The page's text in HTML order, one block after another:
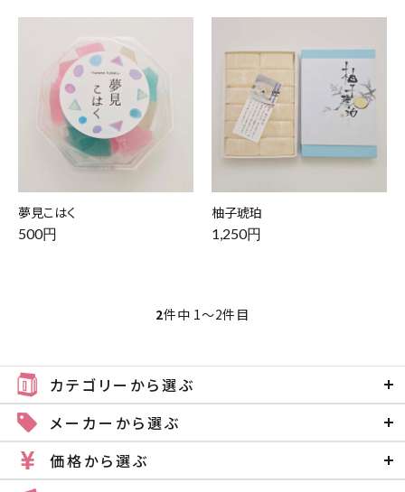
夢見こはく
500円
柚子琥珀
1,250円
2件中 1〜2件目
カテゴリーから選ぶ
メーカーから選ぶ
価格から選ぶ